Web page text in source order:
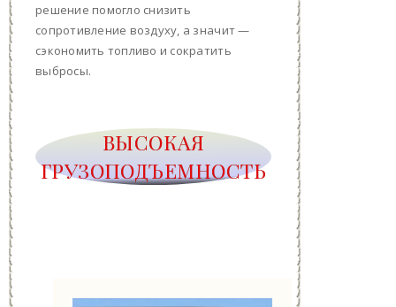
решение помогло снизить
сопротивление воздуху, а значит —
сэкономить топливо и сократить
выбросы.
ВЫСОКАЯ
ГРУЗОПОДЪЕМНОСТЬ